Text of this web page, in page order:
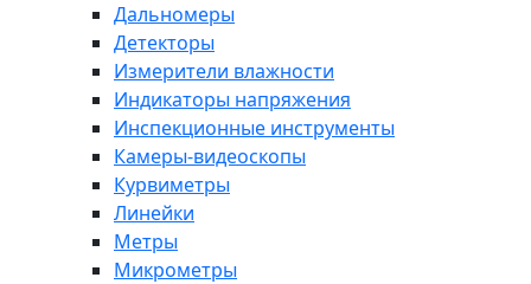
Дальномеры
Детекторы
Измерители влажности
Индикаторы напряжения
Инспекционные инструменты
Камеры-видеоскопы
Курвиметры
Линейки
Метры
Микрометры